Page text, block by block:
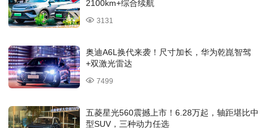
2100km+综合续航
3131
奥迪A6L换代来袭！尺寸加长，华为乾崑智驾
+双激光雷达
7499
五菱星光560震撼上市！6.28万起，轴距堪比中
型SUV，三种动力任选